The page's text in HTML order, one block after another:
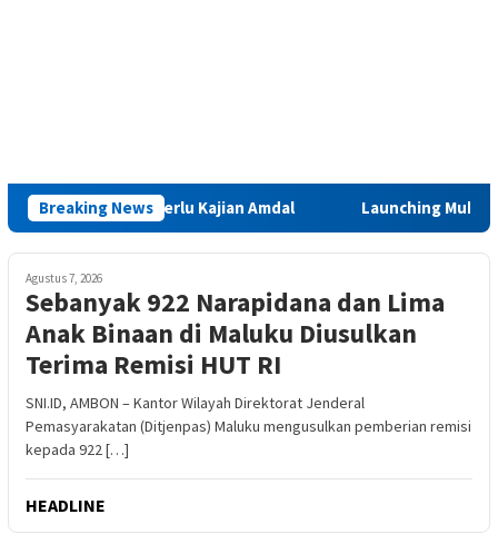
Breaking News
Iha Perlu Kajian Amdal Launching Muktamar
Agustus 7, 2026
Sebanyak 922 Narapidana dan Lima
Anak Binaan di Maluku Diusulkan
Terima Remisi HUT RI
SNI.ID, AMBON – Kantor Wilayah Direktorat Jenderal
Pemasyarakatan (Ditjenpas) Maluku mengusulkan pemberian remisi
kepada 922 […]
HEADLINE